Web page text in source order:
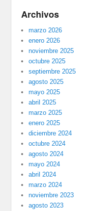
Archivos
marzo 2026
enero 2026
noviembre 2025
octubre 2025
septiembre 2025
agosto 2025
mayo 2025
abril 2025
marzo 2025
enero 2025
diciembre 2024
octubre 2024
agosto 2024
mayo 2024
abril 2024
marzo 2024
noviembre 2023
agosto 2023